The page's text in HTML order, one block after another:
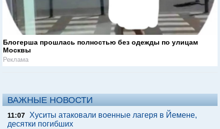
Блогерша прошлась полностью без одежды по улицам
Москвы
Реклама
ВАЖНЫЕ НОВОСТИ
11:07 Хуситы атаковали военные лагеря в Йемене,
десятки погибших